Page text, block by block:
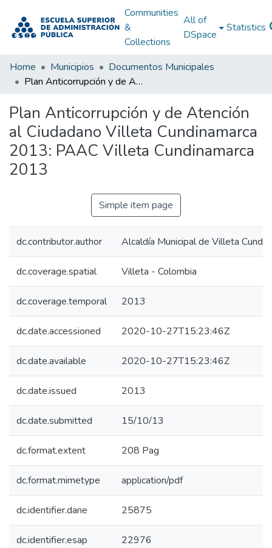
Communities
&
Collections
All of
DSpace
Statistics
Home Municipios
Documentos Municipales
Plan Anticorrupción y de Atención al Ciudadano Villeta Cundinamarca 2013: PAAC Villeta Cundinamarca 2013
Plan Anticorrupción y de Atención
al Ciudadano Villeta Cundinamarca
2013: PAAC Villeta Cundinamarca
2013
Simple item page
dc.contributor.author Alcaldía Municipal de Villeta
dc.coverage.spatial Villeta - Colombia
dc.coverage.temporal 2013
dc.date.accessioned 2020-10-27T15:23:46Z
dc.date.available 2020-10-27T15:23:46Z
dc.date.issued 2013
dc.date.submitted 15/10/13
dc.format.extent 208 Pag
dc.format.mimetype application/pdf
dc.identifier.dane 25875
dc.identifier.esap 22976